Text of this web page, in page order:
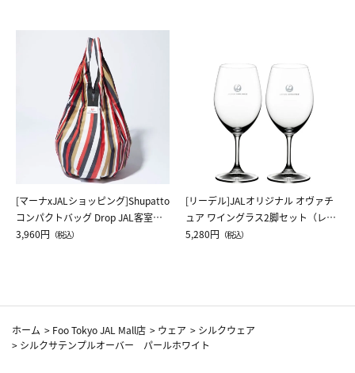
[マーナxJALショッピング]Shupatto
コンパクトバッグ Drop JAL客室乗
務員（LC）スカーフ柄
3,960円 （税込）
[リーデル]JALオリジナル オヴァチ
ュア ワイングラス2脚セット（レッ
ドワイン）
5,280円 （税込）
ホーム > Foo Tokyo JAL Mall店 > ウェア > シルクウェア
> シルクサテンプルオーバー パールホワイト